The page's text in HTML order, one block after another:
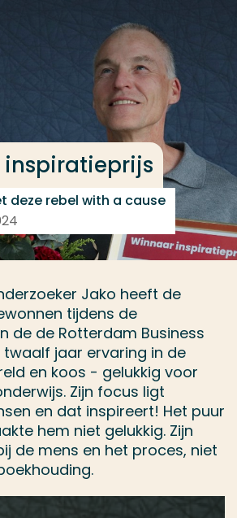
deze rebel with a cause
Jako heeft de
tijdens de
de de Rotterdam Business
twaalf jaar ervaring in de
en koos - gelukkig voor
Zijn focus ligt
en dat inspireert! Het puur
hem niet gelukkig. Zijn
de mens en het proces, niet